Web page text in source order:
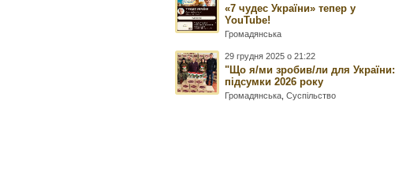
«7 чудес України» тепер у
YouTube!
Громадянська
29 грудня 2025 о 21:22
"Що я/ми зробив/ли для України:
підсумки 2026 року
Громадянська ,Суспільство